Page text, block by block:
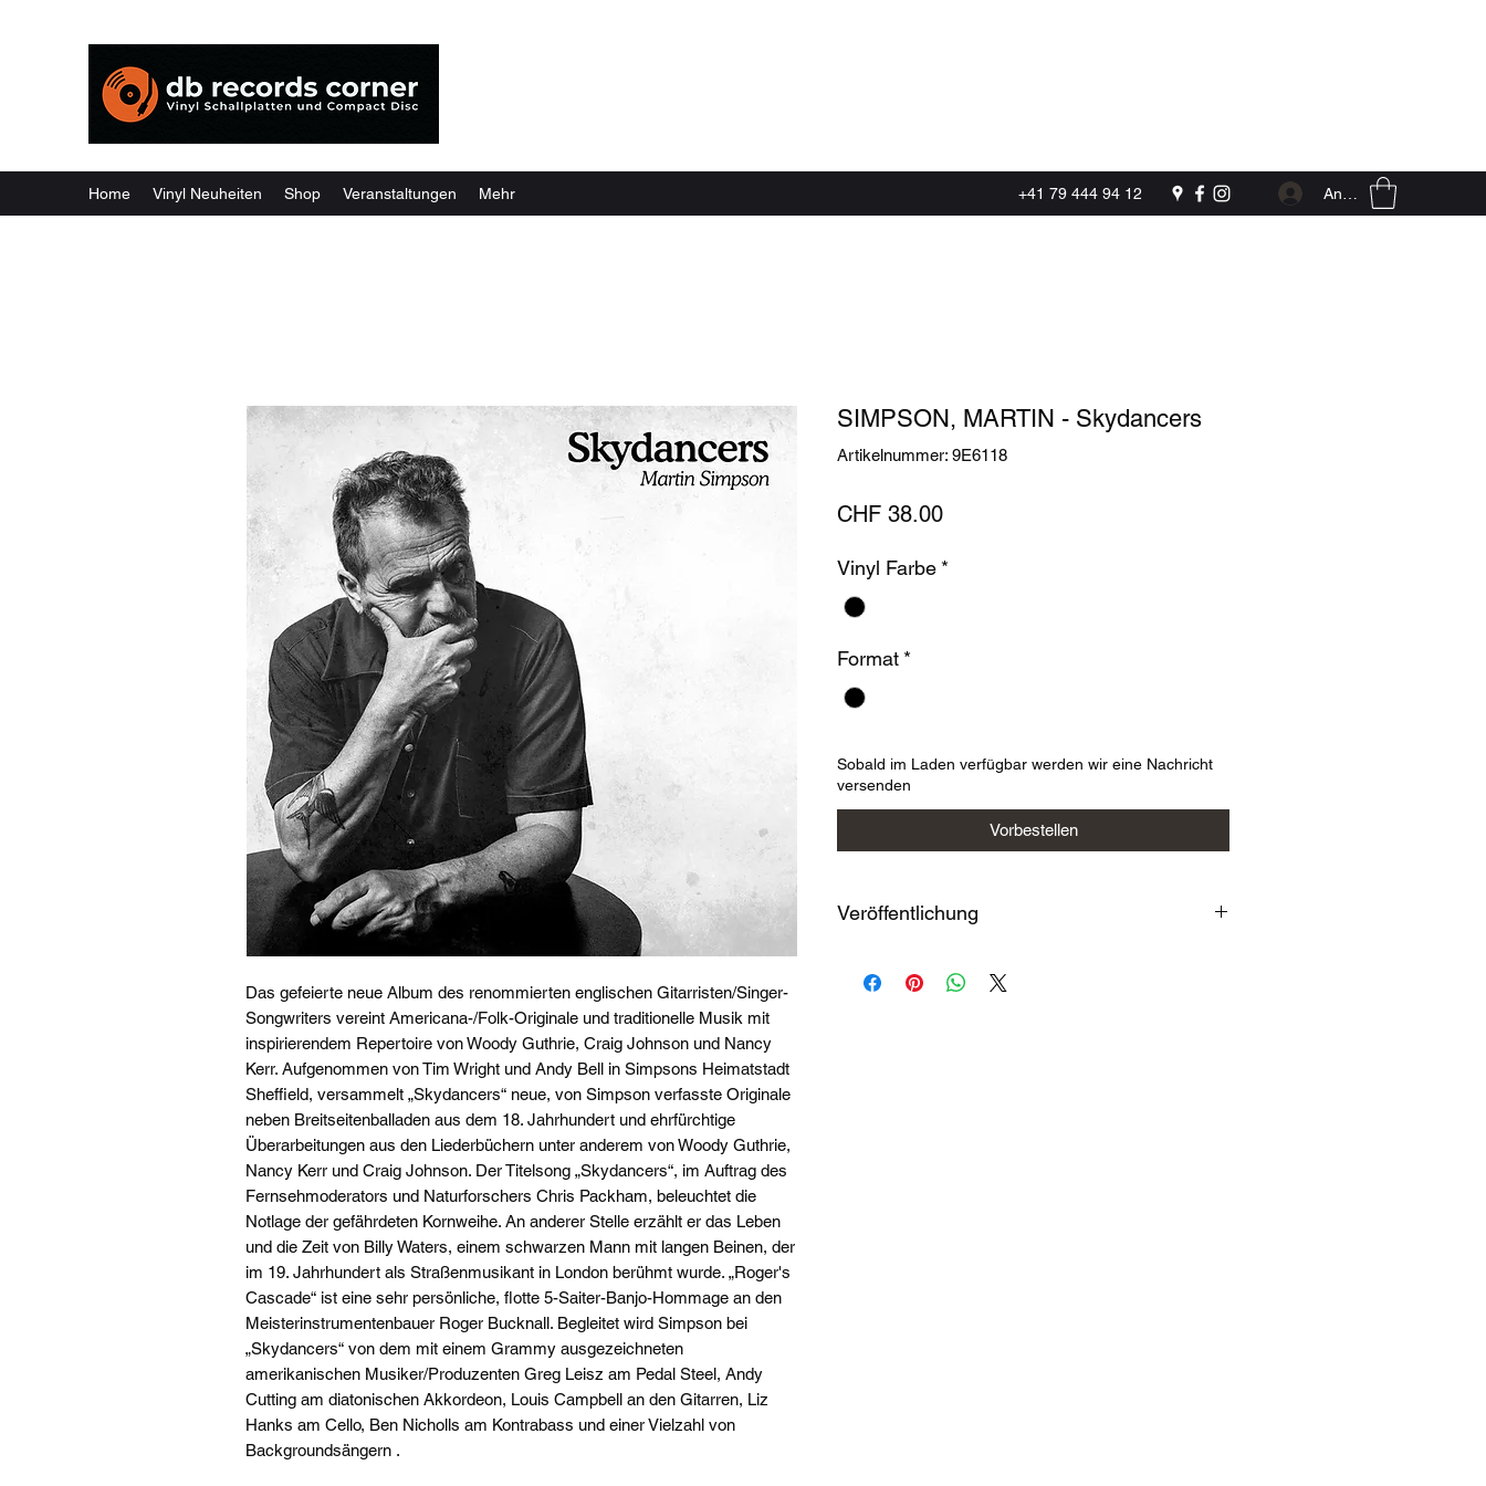
Home Vinyl Neuheiten Shop Veranstaltungen Mehr +41 79 444 94 12 Anmelden
Das gefeierte neue Album des renommierten englischen Gitarristen/Singer-
Songwriters vereint Americana-/Folk-Originale und traditionelle Musik mit
inspirierendem Repertoire von Woody Guthrie, Craig Johnson und Nancy
Kerr. Aufgenommen von Tim Wright und Andy Bell in Simpsons Heimatstadt
Sheffield, versammelt „Skydancers“ neue, von Simpson verfasste Originale
neben Breitseitenballaden aus dem 18. Jahrhundert und ehrfürchtige
Überarbeitungen aus den Liederbüchern unter anderem von Woody Guthrie,
Nancy Kerr und Craig Johnson. Der Titelsong „Skydancers“, im Auftrag des
Fernsehmoderators und Naturforschers Chris Packham, beleuchtet die
Notlage der gefährdeten Kornweihe. An anderer Stelle erzählt er das Leben
und die Zeit von Billy Waters, einem schwarzen Mann mit langen Beinen, der
im 19. Jahrhundert als Straßenmusikant in London berühmt wurde. „Roger's
Cascade“ ist eine sehr persönliche, flotte 5-Saiter-Banjo-Hommage an den
Meisterinstrumentenbauer Roger Bucknall. Begleitet wird Simpson bei
„Skydancers“ von dem mit einem Grammy ausgezeichneten
amerikanischen Musiker/Produzenten Greg Leisz am Pedal Steel, Andy
Cutting am diatonischen Akkordeon, Louis Campbell an den Gitarren, Liz
Hanks am Cello, Ben Nicholls am Kontrabass und einer Vielzahl von
Backgroundsängern .
SIMPSON, MARTIN - Skydancers
Artikelnummer: 9E6118
CHF 38.00Preis
Vinyl Farbe *
Format *
Sobald im Laden verfügbar werden wir eine Nachricht
versenden
Vorbestellen
Veröffentlichung